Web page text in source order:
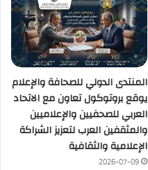
المنتدى الدولي للصحافة والإعلام
يوقع بروتوكول تعاون مع الاتحاد
العربي للصحفيين والإعلاميين
والمثقفين العرب لتعزيز الشراكة
الإعلامية والثقافية
2026-07-09